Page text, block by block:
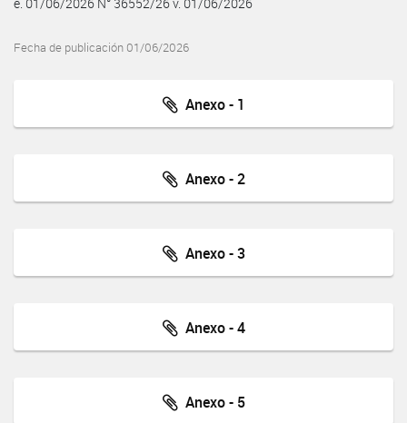
Fecha de publicación 01/06/2026
Anexo - 1
Anexo - 2
Anexo - 3
Anexo - 4
Anexo - 5